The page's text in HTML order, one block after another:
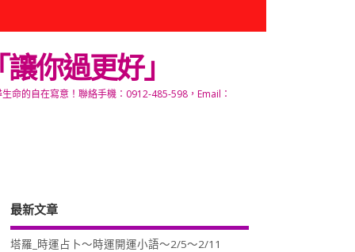
你過更好」
命的自在寫意！聯絡手機：0912-485-598，Email：
最新文章
塔羅_時運占卜～時運開運小語～2/5～2/11